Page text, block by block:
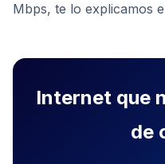
Mbps, te lo explicamos
Internet que
de